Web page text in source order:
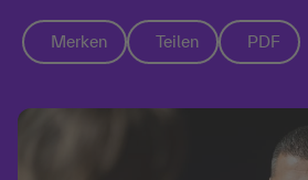
Merken Teilen PDF